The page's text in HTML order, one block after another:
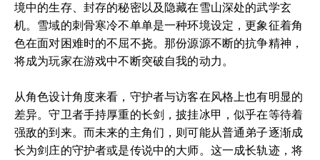
境中的生存、封存的秘密以及隐藏在雪山深处的武学玄
机。雪域的刺骨寒冷不单单是一种环境设定，更象征着角
色在面对困难时的不屈不挠。那份源源不断的抗争精神，
将成为玩家在游戏中不断突破自我的动力。
从角色设计角度来看，守护者与访客在风格上也有明显的
差异。守卫者手持厚重的长剑，披挂冰甲，似乎在等待着
强敌的到来。而未来的主角们，则可能从普通弟子逐渐成
长为剑庄的守护者或是传说中的大师。这一成长轨迹，将